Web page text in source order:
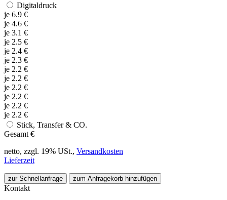
Digitaldruck
je 6.9 €
je 4.6 €
je 3.1 €
je 2.5 €
je 2.4 €
je 2.3 €
je 2.2 €
je 2.2 €
je 2.2 €
je 2.2 €
je 2.2 €
je 2.2 €
Stick, Transfer & CO.
Gesamt €
netto, zzgl. 19% USt., Versandkosten
Lieferzeit
zur Schnellanfrage zum Anfragekorb hinzufügen
Kontakt